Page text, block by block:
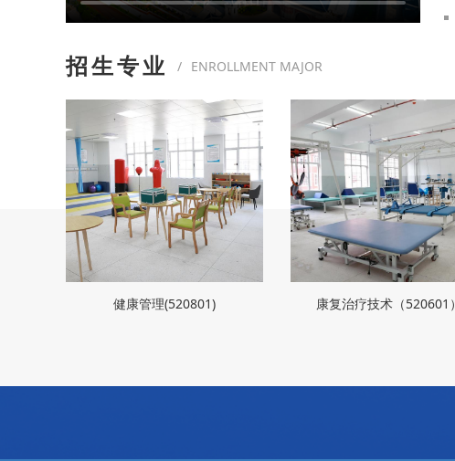
招生专业 / ENROLLMENT MAJOR
健康管理(520801) 康复治疗技术（520601）